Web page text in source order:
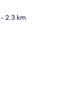
- 2.3 km